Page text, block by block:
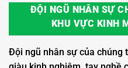
ĐỘI NGŨ NHÂN SỰ
KHU VỰC KINH
Đội ngũ nhân sự của chúng